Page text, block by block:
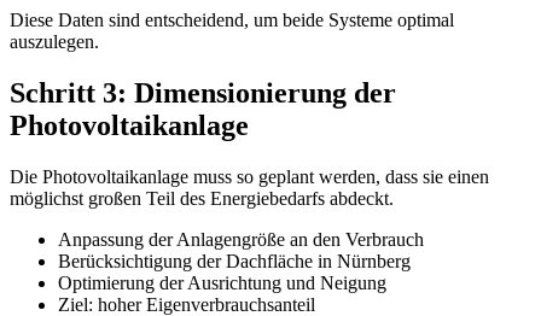
Diese Daten sind entscheidend, um beide Systeme optimal
auszulegen.
Schritt 3: Dimensionierung der
Photovoltaikanlage
Die Photovoltaikanlage muss so geplant werden, dass sie einen
möglichst großen Teil des Energiebedarfs abdeckt.
Anpassung der Anlagengröße an den Verbrauch
Berücksichtigung der Dachfläche in Nürnberg
Optimierung der Ausrichtung und Neigung
Ziel: hoher Eigenverbrauchsanteil